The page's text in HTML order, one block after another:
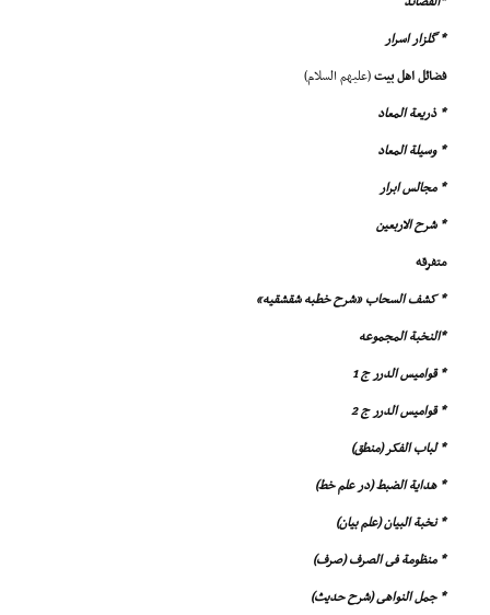
* گلزار اسرار
فضائل اهل بیت(علیهم السلام)
* ذریعة المعاد
* وسیلة المعاد
* مجالس ابرار
* شرح الاربعین
متفرقه
* کشف السحاب «شرح خطبه شقشقیه»
*النخبة المجموعه
* قوامیس الدرر ج 1
* قوامیس الدرر ج 2
* لباب الفکر (منطق)
* هدایة الضبط (در علم خط)
* نخبة البیان (علم بیان)
* منظومة فى الصرف (صرف)
* جمل النواهى (شرح حدیث)